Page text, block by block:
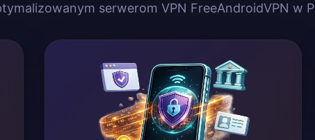
serwerom VPN FreeAndroidVPN w